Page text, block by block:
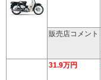
販売店コメント
31.9万円